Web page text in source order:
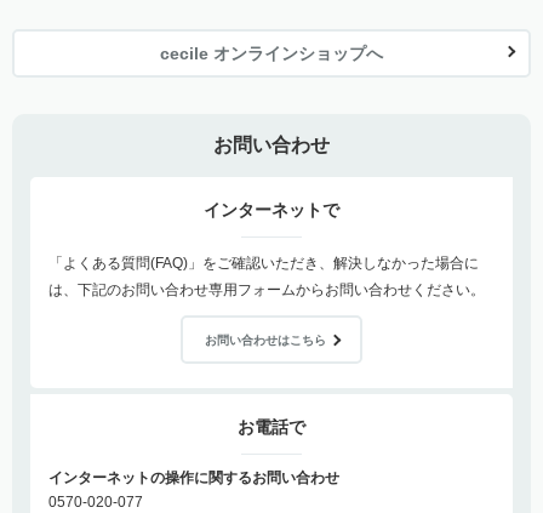
cecile オンラインショップへ
お問い合わせ
インターネットで
「よくある質問(FAQ)」をご確認いただき、解決しなかった場合に
は、下記のお問い合わせ専用フォームからお問い合わせください。
お問い合わせはこちら
お電話で
インターネットの操作に関するお問い合わせ
0570-020-077